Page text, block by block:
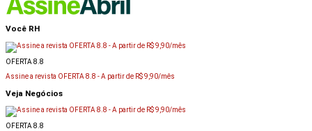
Você RH
OFERTA 8.8
Assine a revista OFERTA 8.8 -A partir de R$ 9,90/mês
Veja Negócios
OFERTA 8.8